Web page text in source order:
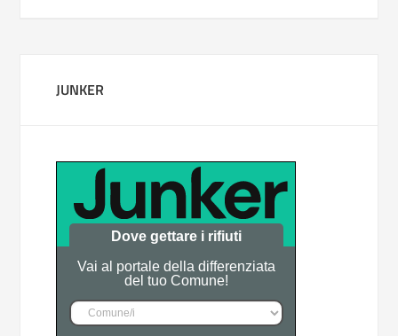
JUNKER
Dove gettare i rifiuti
Vai al portale della differenziata
del tuo Comune!